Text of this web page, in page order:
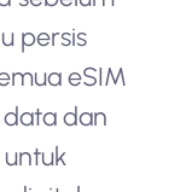
persis
eSIM
dan